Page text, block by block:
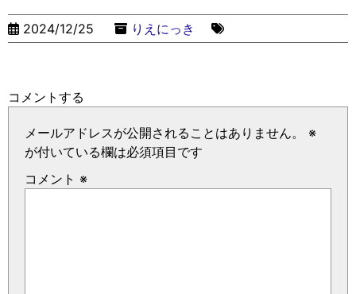
2024/12/25 りえにっき
コメントする
メールアドレスが公開されることはありません。
※
が付いている欄は必須項目です
コメント ※